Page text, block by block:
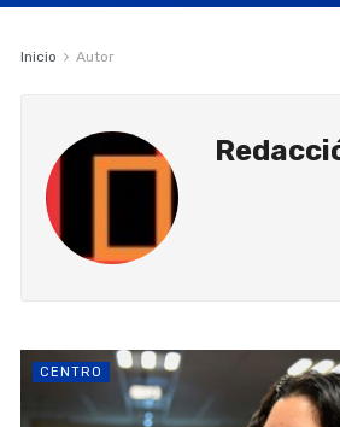
Inicio Autor
CENTRO